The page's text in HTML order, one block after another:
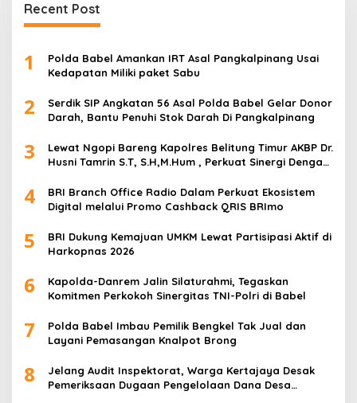
Recent Post
1
Polda Babel Amankan IRT Asal Pangkalpinang Usai
Kedapatan Miliki paket Sabu
2
Serdik SIP Angkatan 56 Asal Polda Babel Gelar Donor
Darah, Bantu Penuhi Stok Darah Di Pangkalpinang
3
Lewat Ngopi Bareng Kapolres Belitung Timur AKBP Dr.
Husni Tamrin S.T, S.H,M.Hum , Perkuat Sinergi Dengan
4
BRI Branch Office Radio Dalam Perkuat Ekosistem
Digital melalui Promo Cashback QRIS BRImo
5
BRI Dukung Kemajuan UMKM Lewat Partisipasi Aktif di
Harkopnas 2026
6
Kapolda-Danrem Jalin Silaturahmi, Tegaskan
Komitmen Perkokoh Sinergitas TNI-Polri di Babel
7
Polda Babel Imbau Pemilik Bengkel Tak Jual dan
Layani Pemasangan Knalpot Brong
8
Jelang Audit Inspektorat, Warga Kertajaya Desak
Pemeriksaan Dugaan Pengelolaan Dana Desa